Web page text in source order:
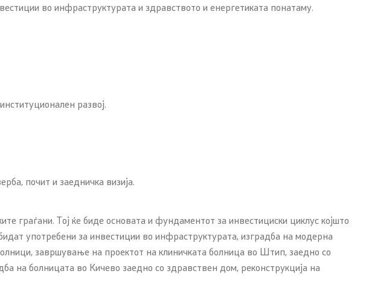
во инфраструктурата и здравството и енергетиката понатаму.
развој.
почит и заедничка визија.
граѓани. Тој ќе биде основата и фундаментот за инвестициски циклус којшто
употребени за инвестиции во инфраструктурата, изградба на модерна
завршување на проектот на клиничката болница во Штип, заедно со
на болницата во Кичево заедно со здравствен дом, реконструкција на